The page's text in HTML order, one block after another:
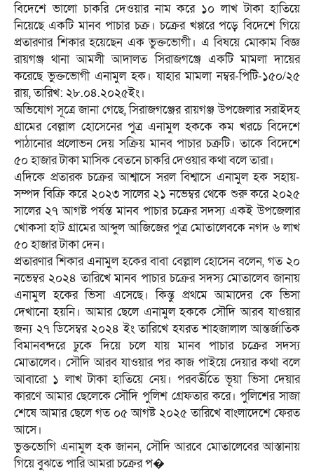
বিদেশে ভালো চাকরি দেওয়ার নাম করে ১০ লাখ টাকা হাতিয়ে
নিয়েছে একটি মানব পাচার চক্র। চক্রের খপ্পরে পড়ে বিদেশে গিয়ে
প্রতারণার শিকার হয়েছেন এক ভুক্তভোগী। এ বিষয়ে মোকাম বিজ্ঞ
রায়গঞ্জ থানা আমলী আদালত সিরাজগঞ্জে একটি মামলা দায়ের
করেছে ভুক্তভোগী এনামুল হক। যাহার মামলা নম্বর-পিটি-১৫০/২৫
রায়, তারিখ: ২৮.০৪.২০২৫ইং।
অভিযোগ সূত্রে জানা গেছে, সিরাজগঞ্জের রায়গঞ্জ উপজেলার সরাইদহ
গ্রামের বেল্লাল হোসেনের পুত্র এনামুল হককে কম খরচে বিদেশে
পাঠানোর প্রলোভন দেয় সক্রিয় মানব পাচার চক্রটি। তাকে বিদেশে
৫০ হাজার টাকা মাসিক বেতনে চাকরি দেওয়ার কথা বলে তারা।
এদিকে প্রতারক চক্রের আশ্বাসে সরল বিশ্বাসে এনামুল হক সহায়-
সম্পদ বিক্রি করে ২০২৩ সালের ২১ নভেম্বর থেকে শুরু করে ২০২৫
সালের ২৭ আগষ্ট পর্যন্ত মানব পাচার চক্রের সদস্য একই উপজেলার
খোকসা হাট গ্রামের আব্দুল আজিজের পুত্র মোতালেবকে নগদ ৬ লাখ
৫০ হাজার টাকা দেন।
প্রতারণার শিকার এনামুল হকের বাবা বেল্লাল হোসেন বলেন, গত ২০
নভেম্বর ২০২৪ তারিখে মানব পাচার চক্রের সদস্য মোতালেব জানায়
এনামুল হকের ভিসা এসেছে। কিন্তু প্রথমে আমাদের কে ভিসা
দেখানো হয়নি। আমার ছেলে এনামুল হককে সৌদি আরব যাওয়ার
জন্য ২৭ ডিসেম্বর ২০২৪ ইং তারিখে হযরত শাহজালাল আন্তর্জাতিক
বিমানবন্দরে ঢুকে দিয়ে চলে যায় মানব পাচার চক্রের সদস্য
মোতালেব। সৌদি আরব যাওয়ার পর কাজ পাইয়ে দেয়ার কথা বলে
আবারো ১ লাখ টাকা হাতিয়ে নেয়। পরবর্তীতে ভূয়া ভিসা দেয়ার
কারণে আমার ছেলেকে সৌদি পুলিশ গ্রেফতার করে। পুলিশের সাজা
শেষে আমার ছেলে গত ০৫ আগষ্ট ২০২৫ তারিখে বাংলাদেশে ফেরত
আসে।
ভুক্তভোগি এনামুল হক জানন, সৌদি আরবে মোতালেবের আস্তানায়
গিয়ে বুঝতে পারি আমরা চক্রের প�